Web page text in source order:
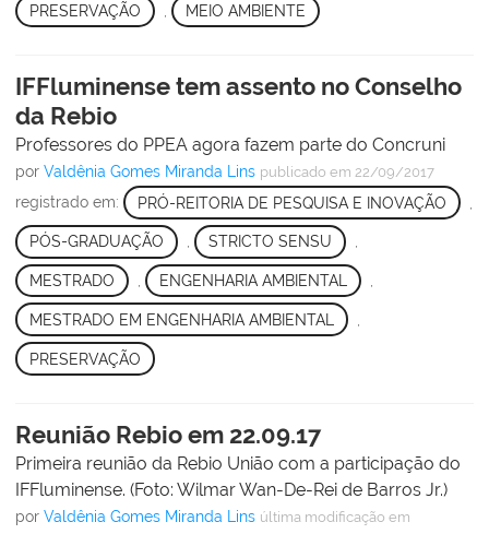
PRESERVAÇÃO MEIO AMBIENTE
IFFluminense tem assento no Conselho
da Rebio
Professores do PPEA agora fazem parte do Concruni
por Valdênia Gomes Miranda Lins publicado em 22/09/2017
registrado em: PRÓ-REITORIA DE PESQUISA E INOVAÇÃO
PÓS-GRADUAÇÃO , STRICTO SENSU ,
MESTRADO ENGENHARIA AMBIENTAL
MESTRADO EM ENGENHARIA AMBIENTAL
PRESERVAÇÃO
Reunião Rebio em 22.09.17
Primeira reunião da Rebio União com a participação do
IFFluminense. (Foto: Wilmar Wan-De-Rei de Barros Jr.)
por Valdênia Gomes Miranda Lins última modificação em